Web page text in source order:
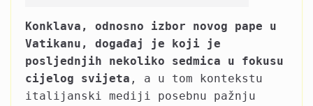
Konklava, odnosno izbor novog pape u
Vatikanu, događaj je koji je
posljednjih nekoliko sedmica u fokusu
cijelog svijeta , a u tom kontekstu
italijanski mediji posebnu pažnju